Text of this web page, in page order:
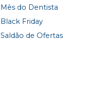
Mês do Dentista
Black Friday
Saldão de Ofertas